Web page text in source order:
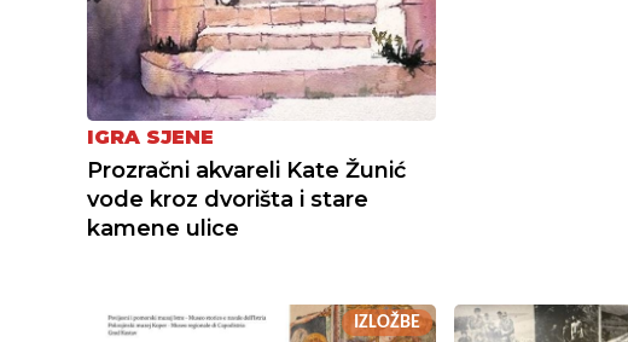
IGRA SJENE
Prozračni akvareli Kate Žunić
vode kroz dvorišta i stare
kamene ulice
IZLOŽBE